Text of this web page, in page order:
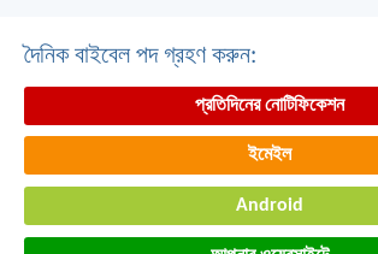
দৈনিক বাইবেল পদ গ্রহণ করুন:
প্রতিদিনের নোটিফিকেশন
ইমেইল
Android